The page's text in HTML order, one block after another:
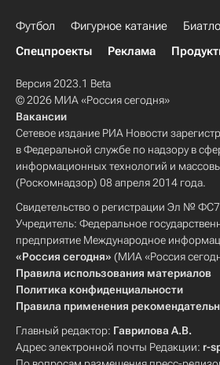
Футбол Фигурное катание
Спецпроекты
Реклама
Версия 2023.1 Beta
© 2026 МИА «Россия сегодня»
Вакансии
Сетевое издание РИА Новости
в Федеральной службе по надзору в
информационных технологий и
(Роскомнадзор) 08 апреля 2014 года.
Свидетельство о регистрации Эл №
Учредитель: Федеральное
предприятие Международное
«Россия сегодня» (МИА «Россия
Правила использования материалов
Политика конфиденциальности
Правила применения
Главный редактор: Гаврилова А.В.
Адрес электронной почты Редакции: r-